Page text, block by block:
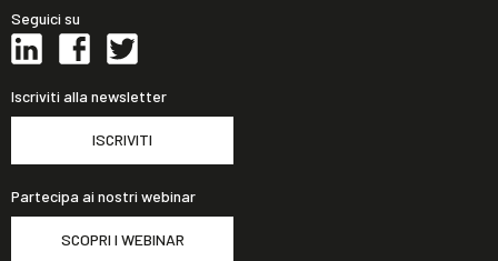
Seguici su
Iscriviti alla newsletter
ISCRIVITI
Partecipa ai nostri webinar
SCOPRI I WEBINAR